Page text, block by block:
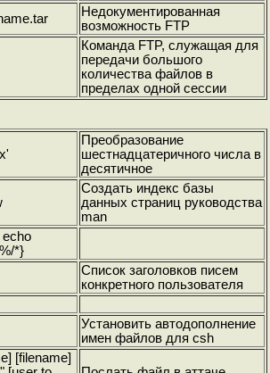
Недокументированная
возможность FTP
Команда FTP, служащая для
передачи большого
количества файлов в
пределах одной сессии
'
Преобразование
шестнадцатеричного числа в
десятичное
Создать индекс базы
данных страниц руководства
man
echo
*}
Список заголовков писем
конкретного пользователя
Установить автодополнение
имен файлов для csh
[filename]